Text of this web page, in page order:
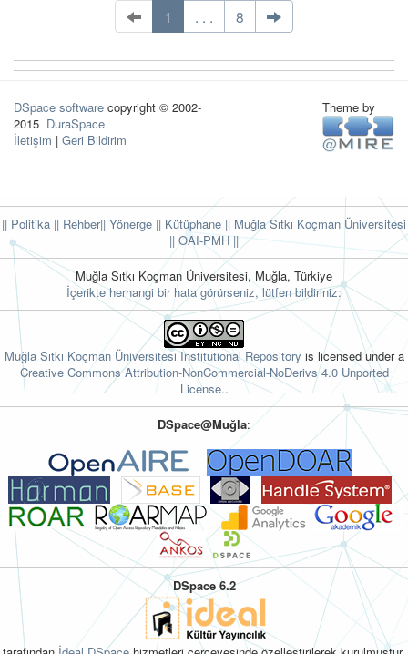
1 . . . 8
DSpace software copyright © 2002-
2015 DuraSpace
İletişim | Geri Bildirim
Theme by
|| Politika || Rehber|| Yönerge || Kütüphane || Muğla Sıtkı Koçman Üniversitesi
|| OAI-PMH ||
Muğla Sıtkı Koçman Üniversitesi, Muğla, Türkiye
İçerikte herhangi bir hata görürseniz, lütfen bildiriniz:
Muğla Sıtkı Koçman Üniversitesi Institutional Repository is licensed under a
Creative Commons Attribution-NonCommercial-NoDerivs 4.0 Unported
License..
DSpace@Muğla:
DSpace 6.2